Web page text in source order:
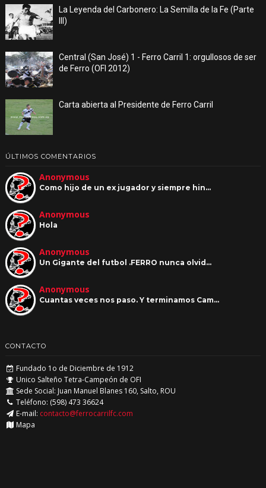
La Leyenda del Carbonero: La Semilla de la Fe (Parte
III)
Central (San José) 1 - Ferro Carril 1: orgullosos de ser
de Ferro (OFI 2012)
Carta abierta al Presidente de Ferro Carril
ÚLTIMOS COMENTARIOS
Anonymous
Como hijo de un ex jugador y siempre hin…
Anonymous
Hola
Anonymous
Un Gigante del futbol .FERRO nunca olvid…
Anonymous
Cuantas veces nos paso. Y terminamos Cam…
CONTACTO
Fundado 1o de Diciembre de 1912
Unico Salteño Tetra-Campeón de OFI
Sede Social: Juan Manuel Blanes 160, Salto, ROU
Teléfono: (598) 473 36624
E-mail: contacto@ferrocarrilfc.com
Mapa